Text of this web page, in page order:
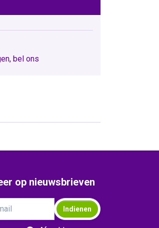
bel ons
op nieuwsbrieven
Indienen